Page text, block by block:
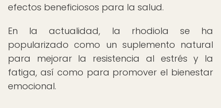
efectos beneficiosos para la salud.
En la actualidad, la rhodiola se ha
popularizado como un suplemento natural
para mejorar la resistencia al estrés y la
fatiga, así como para promover el bienestar
emocional.